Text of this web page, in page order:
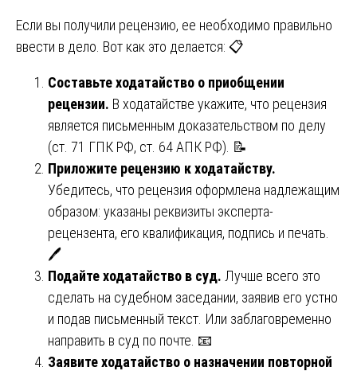
Если вы получили рецензию, ее необходимо правильно
ввести в дело. Вот как это делается: 📋
Составьте ходатайство о приобщении
рецензии. В ходатайстве укажите, что рецензия
является письменным доказательством по делу
(ст. 71 ГПК РФ, ст. 64 АПК РФ). 📝
Приложите рецензию к ходатайству.
Убедитесь, что рецензия оформлена надлежащим
образом: указаны реквизиты эксперта-
рецензента, его квалификация, подпись и печать.
🖊️
Подайте ходатайство в суд. Лучше всего это
сделать на судебном заседании, заявив его устно
и подав письменный текст. Или заблаговременно
направить в суд по почте. 📧
Заявите ходатайство о назначении повторной